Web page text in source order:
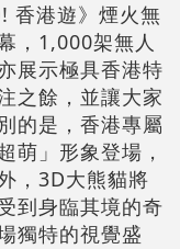
香港遊》煙火無
，1,000架無人
展示極具香港特
之餘，並讓大家
的是，香港專屬
萌」形象登場，
，3D大熊貓將
到身臨其境的奇
獨特的視覺盛